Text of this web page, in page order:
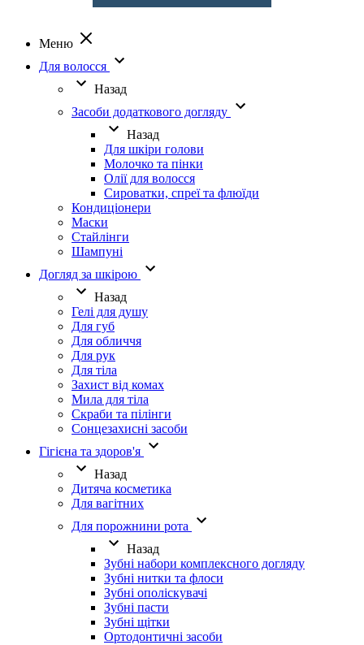
Меню
Для волосся
Назад
Засоби додаткового догляду
Назад
Для шкіри голови
Молочко та пінки
Олії для волосся
Сироватки, спреї та флюїди
Кондиціонери
Маски
Стайлінги
Шампуні
Догляд за шкірою
Назад
Гелі для душу
Для губ
Для обличчя
Для рук
Для тіла
Захист від комах
Мила для тіла
Скраби та пілінги
Сонцезахисні засоби
Гігієна та здоров'я
Назад
Дитяча косметика
Для вагітних
Для порожнини рота
Назад
Зубні набори комплексного догляду
Зубні нитки та флоси
Зубні ополіскувачі
Зубні пасти
Зубні щітки
Ортодонтичні засоби